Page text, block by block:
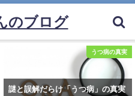
のブログ
うつ病の真実
謎と誤解だらけ「うつ病」の真実